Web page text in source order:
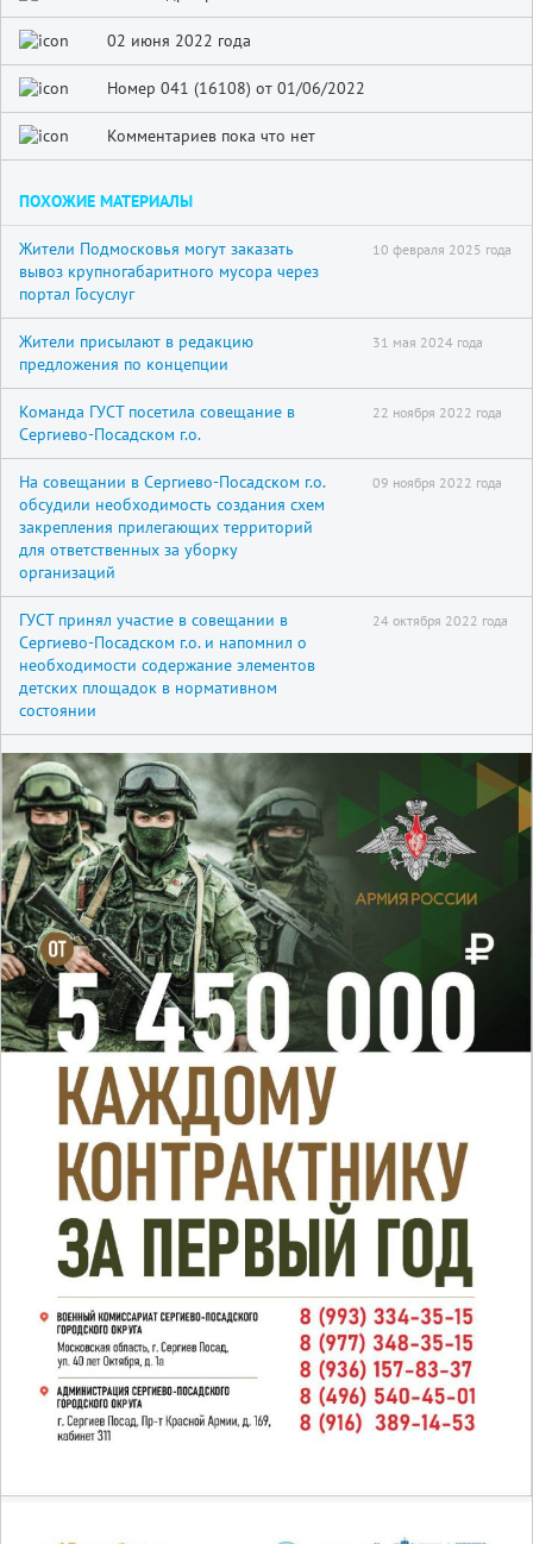
02 июня 2022 года
Номер 041 (16108) от 01/06/2022
Комментариев пока что нет
ПОХОЖИЕ МАТЕРИАЛЫ
Жители Подмосковья могут заказать
вывоз крупногабаритного мусора через
портал Госуслуг
10 февраля 2025 года
Жители присылают в редакцию
предложения по концепции
31 мая 2024 года
Команда ГУСТ посетила совещание в
Сергиево-Посадском г.о.
22 ноября 2022 года
На совещании в Сергиево-Посадском г.о.
обсудили необходимость создания схем
закрепления прилегающих территорий
для ответственных за уборку
организаций
09 ноября 2022 года
ГУСТ принял участие в совещании в
Сергиево-Посадском г.о. и напомнил о
необходимости содержание элементов
детских площадок в нормативном
состоянии
24 октября 2022 года